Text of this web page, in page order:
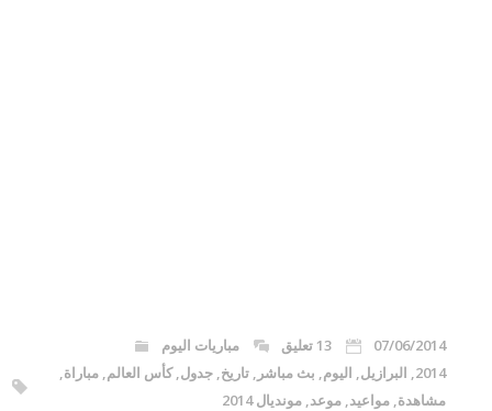
07/06/2014 13 تعليق
مباريات اليوم
2014
, البرازيل, اليوم, بث مباشر ,تاريخ,جدول,كأس العالم,مباراة,
مشاهدة,مواعيد,موعد,مونديال 2014